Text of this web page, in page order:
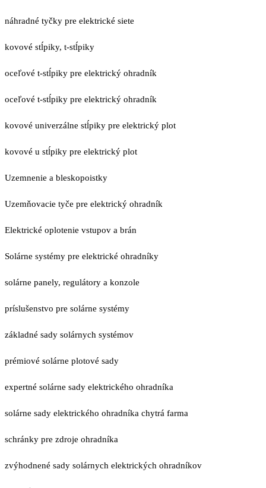
náhradné tyčky pre elektrické siete
kovové stĺpiky, t-stĺpiky
oceľové t-stĺpiky pre elektrický ohradník
oceľové t-stĺpiky pre elektrický ohradník
kovové univerzálne stĺpiky pre elektrický plot
kovové u stĺpiky pre elektrický plot
Uzemnenie a bleskopoistky
Uzemňovacie tyče pre elektrický ohradník
Elektrické oplotenie vstupov a brán
Solárne systémy pre elektrické ohradníky
solárne panely, regulátory a konzole
príslušenstvo pre solárne systémy
základné sady solárnych systémov
prémiové solárne plotové sady
expertné solárne sady elektrického ohradníka
solárne sady elektrického ohradníka chytrá farma
schránky pre zdroje ohradníka
zvýhodnené sady solárnych elektrických ohradníkov